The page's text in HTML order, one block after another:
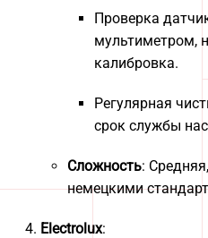
Проверка
мультиметром,
калибровка.
Регулярная
срок службы
Сложность:
немецкими
Electrolux: